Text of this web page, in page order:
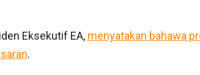
Eksekutif EA, menyatakan bahawa
.